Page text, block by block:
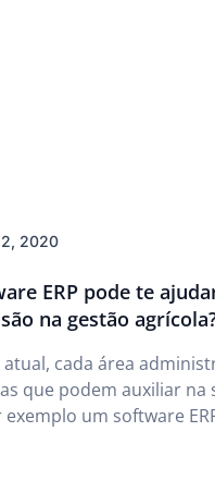
2020
ERP pode te
na gestão
cada área
que podem auxiliar na
um software
administrar hoje tem